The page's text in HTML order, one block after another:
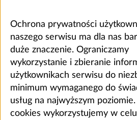
Ochrona prywatności
naszego serwisu ma dla nas
duże znaczenie. Ograniczamy
wykorzystanie i zbieranie
użytkownikach serwisu do
minimum wymaganego do
usług na najwyższym
cookies wykorzystujemy w celu